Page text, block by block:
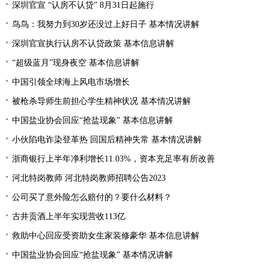
深圳官宣 “认房不认贷” 8月31日起施行
鸟鸟：我努力到30岁还没过上好日子 基本情况讲解
深圳官宣执行认房不认贷政策 基本信息讲解
“超级蓝月”现身夜空 基本信息讲解
中国引领全球海上风电市场增长
被枪杀导师生前担心学生精神状况 基本情况讲解
中国盐业协会回应“抢盐现象” 基本信息讲解
小伙陷电诈染登革热 回国后精神失常 基本情况讲解
浙商银行上半年净利增长11.03%，资本充足率有所改善
河北特岗教师 河北特岗教师招聘公告2023
公司买了意外险怎么赔付的？要什么材料？
古井贡酒上半年实现营收113亿
救助中心回应受资助女生家装修豪华 基本信息讲解
中国盐业协会回应“抢盐现象” 基本情况讲解